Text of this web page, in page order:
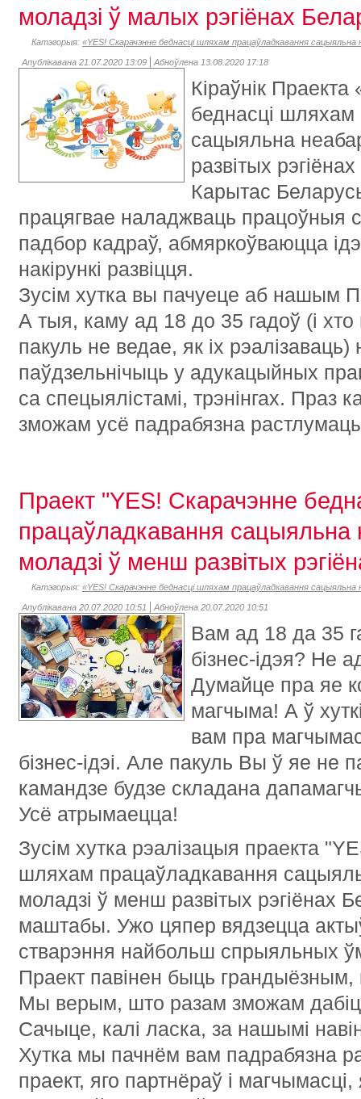
моладзі ў малых рэгіёнах
Катэгорыя: «YES! Скарачэнне беднасці шляхам працаўладкавання сацыяльна
Апублікавана 21.07.2020 13:09 Абноўлена 13.08.2020 17:18
Кіраўнік
беднасці
сацыяльна
развітых
Карытас
працягвае наладжваць працоўныя
падбор кадраў, абмяркоўваюцца
накірункі развіцця.
Зусім хутка вы пачуеце аб нашым
А тыя, каму ад 18 до 35 гадоў (і хто
пакуль не ведае, як іх рэалізаваць)
паўдзельнічыць у адукацыйных
са спецыялістамі, трэнінгах. Праз
зможам усё падрабязна
Праект "YES! Скарачэнне
працаўладкавання сацыяльна
моладзі ў менш развітых
Катэгорыя: «YES! Скарачэнне беднасці шляхам працаўладкавання сацыяльна
Апублікавана 20.07.2020 10:51 Абноўлена 20.07.2020 10:51
Вам ад 18 да 35
бізнес-ідэя? Не
Думайце пра яе
магчыма! А ў
вам пра
бізнес-ідэі. Але пакуль Вы ў яе не
камандзе будзе складана
Усё атрымаецца!
Зусім хутка рэалізацыя праекта
шляхам працаўладкавання
моладзі ў менш развітых рэгіёнах
маштабы. Ужо цяпер вядзецца
стварэння найбольш спрыяльных
Праект павінен быць
Мы верым, што разам зможам
Сачыце, калі ласка, за нашымі
Хутка мы пачнём вам падрабязна
праект, яго партнёраў і